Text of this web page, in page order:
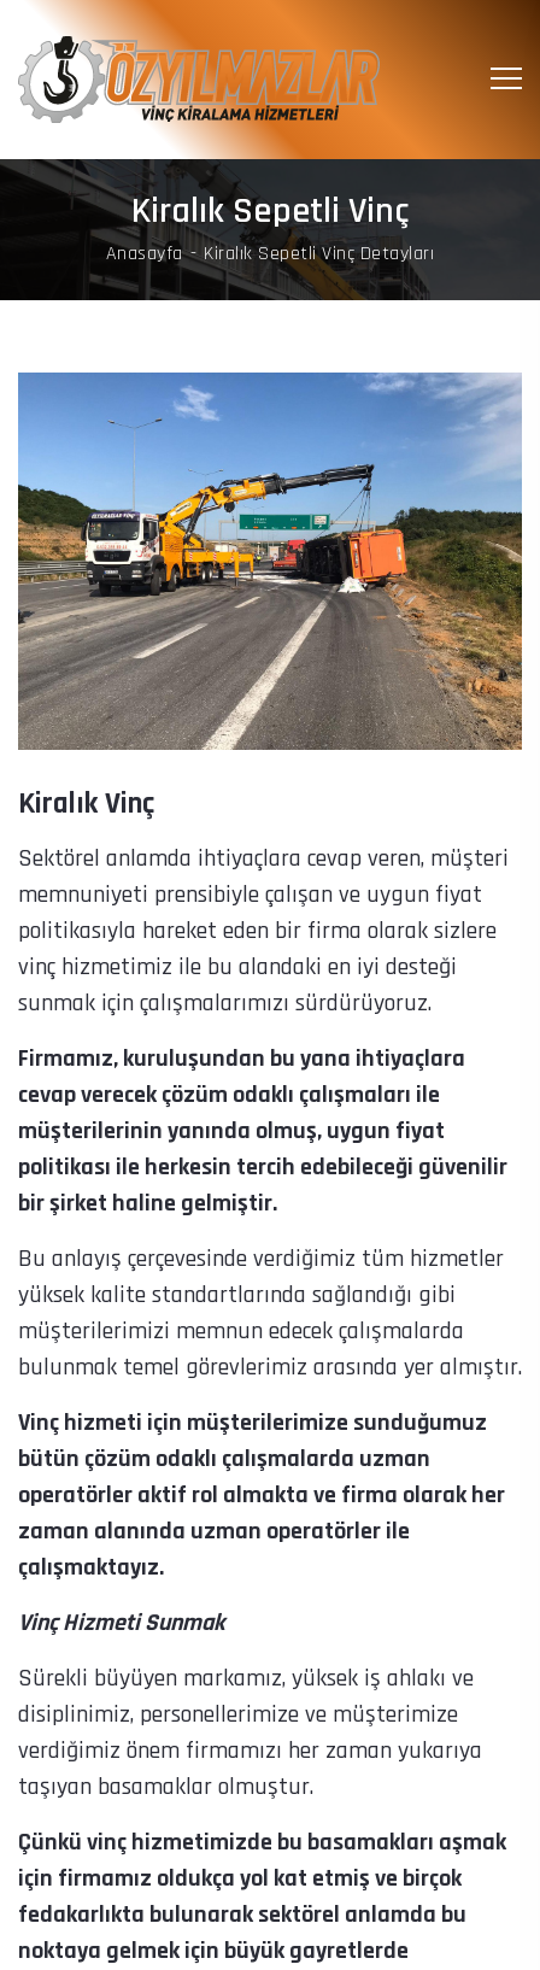
Kiralık Sepetli Vinç
Anasayfa Kiralık Sepetli Vinç Detayları
Kiralık Vinç
Sektörel anlamda ihtiyaçlara cevap veren, müşteri
memnuniyeti prensibiyle çalışan ve uygun fiyat
politikasıyla hareket eden bir firma olarak sizlere
vinç hizmetimiz ile bu alandaki en iyi desteği
sunmak için çalışmalarımızı sürdürüyoruz.
Firmamız, kuruluşundan bu yana ihtiyaçlara
cevap verecek çözüm odaklı çalışmaları ile
müşterilerinin yanında olmuş, uygun fiyat
politikası ile herkesin tercih edebileceği güvenilir
bir şirket haline gelmiştir.
Bu anlayış çerçevesinde verdiğimiz tüm hizmetler
yüksek kalite standartlarında sağlandığı gibi
müşterilerimizi memnun edecek çalışmalarda
bulunmak temel görevlerimiz arasında yer almıştır.
Vinç hizmeti için müşterilerimize sunduğumuz
bütün çözüm odaklı çalışmalarda uzman
operatörler aktif rol almakta ve firma olarak her
zaman alanında uzman operatörler ile
çalışmaktayız.
Vinç Hizmeti Sunmak
Sürekli büyüyen markamız, yüksek iş ahlakı ve
disiplinimiz, personellerimize ve müşterimize
verdiğimiz önem firmamızı her zaman yukarıya
taşıyan basamaklar olmuştur.
Çünkü vinç hizmetimizde bu basamakları aşmak
için firmamız oldukça yol kat etmiş ve birçok
fedakarlıkta bulunarak sektörel anlamda bu
noktaya gelmek için büyük gayretlerde